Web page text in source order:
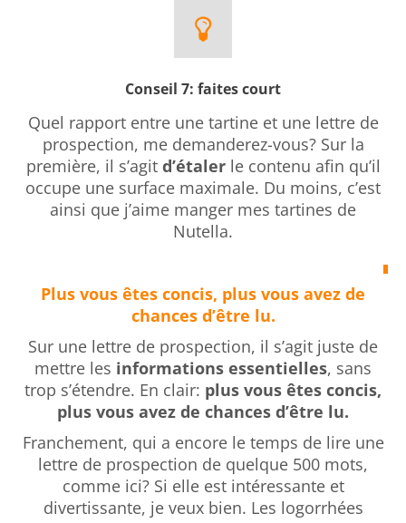
Conseil 7: faites court
Quel rapport entre une tartine et une lettre de
prospection, me demanderez-vous? Sur la
première, il s’agit d’étalerle contenu afin qu’il
occupe une surface maximale. Du moins, c’est
ainsi que j’aime manger mes tartines de
Nutella.
Plus vous êtes concis, plus vous avez de
chances d’être lu.
Sur une lettre de prospection, il s’agit juste de
mettre les informations essentielles, sans
trop s’étendre. En clair: plus vous êtes concis,
plus vous avez de chances d’être lu.
Franchement, qui a encore le temps de lire une
lettre de prospection de quelque 500 mots,
comme ici? Si elle est intéressante et
divertissante, je veux bien. Les logorrhées